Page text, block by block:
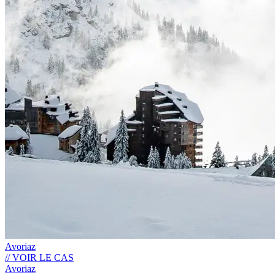
Avoriaz
// VOIR LE CAS
Avoriaz